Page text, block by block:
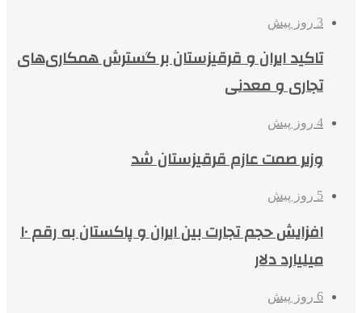
3 روز پیش
تاکید ایران و قرقیزستان بر گسترش همکاری‌های
تجاری و معدنی
4 روز پیش
وزیر صمت عازم قرقیزستان شد
5 روز پیش
افزایش حجم تجارت بین ایران و پاکستان به رقم ۱۰
میلیارد دلار
6 روز پیش